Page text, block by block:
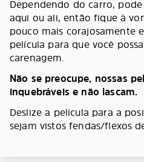
Dependendo do carro,
aqui ou ali, então fique à
pouco mais corajosamente
película para que você
carenagem.
Não se preocupe, nossas
inquebráveis e não lascam.
Deslize a película para a
sejam vistos fendas/flexos